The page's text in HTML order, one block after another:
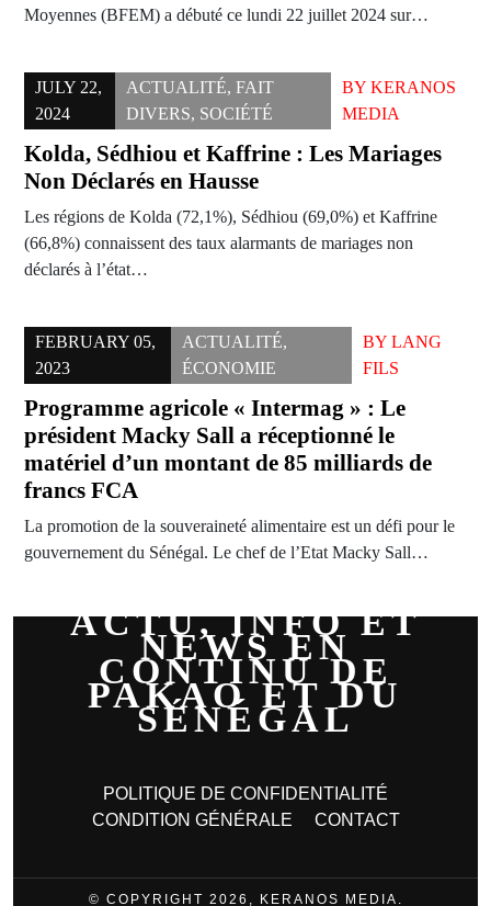
Moyennes (BFEM) a débuté ce lundi 22 juillet 2024 sur…
JULY 22,
2024
ACTUALITÉ, FAIT
DIVERS, SOCIÉTÉ
BY KERANOS
MEDIA
Kolda, Sédhiou et Kaffrine : Les Mariages
Non Déclarés en Hausse
Les régions de Kolda (72,1%), Sédhiou (69,0%) et Kaffrine
(66,8%) connaissent des taux alarmants de mariages non
déclarés à l’état…
FEBRUARY 05,
2023
ACTUALITÉ,
ÉCONOMIE
BY LANG
FILS
Programme agricole « Intermag » : Le
président Macky Sall a réceptionné le
matériel d’un montant de 85 milliards de
francs FCA
La promotion de la souveraineté alimentaire est un défi pour le
gouvernement du Sénégal. Le chef de l’Etat Macky Sall…
ACTU, INFO ET
NEWS EN
CONTINU DE
PAKAO ET DU
SÉNÉGAL
POLITIQUE DE CONFIDENTIALITÉ
CONDITION GÉNÉRALE
CONTACT
© COPYRIGHT 2026, KERANOS MEDIA.